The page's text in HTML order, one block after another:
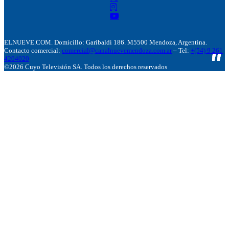
ELNUEVE.COM. Domicillo: Garibaldi 186. M5500 Mendoza, Argentina.
Contacto comercial: comercial@canalnuevemendoza.com.ar – Tel: +(54) 9 261
4204020
©2026 Cuyo Televisión SA. Todos los derechos reservados